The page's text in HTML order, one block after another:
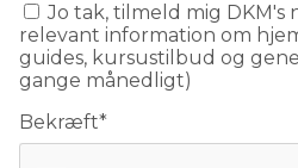
Jo tak, tilmeld mig DKM's nyhedsbrev med
relevant information om
guides, kursustilbud og
gange månedligt)
Bekræft*